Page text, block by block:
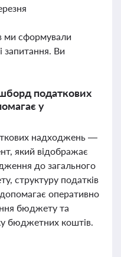
ми сформували
запитання. Ви
податкових
у
надходжень —
який відображає
до загального
структуру податків
допомагає оперативно
бюджету та
бюджетних коштів.